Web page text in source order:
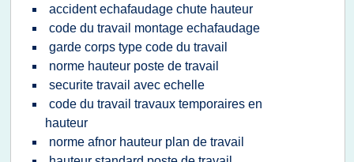
accident echafaudage chute hauteur
code du travail montage echafaudage
garde corps type code du travail
norme hauteur poste de travail
securite travail avec echelle
code du travail travaux temporaires en
hauteur
norme afnor hauteur plan de travail